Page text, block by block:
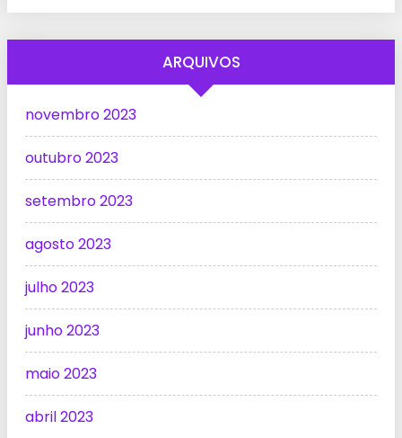
ARQUIVOS
novembro 2023
outubro 2023
setembro 2023
agosto 2023
julho 2023
junho 2023
maio 2023
abril 2023